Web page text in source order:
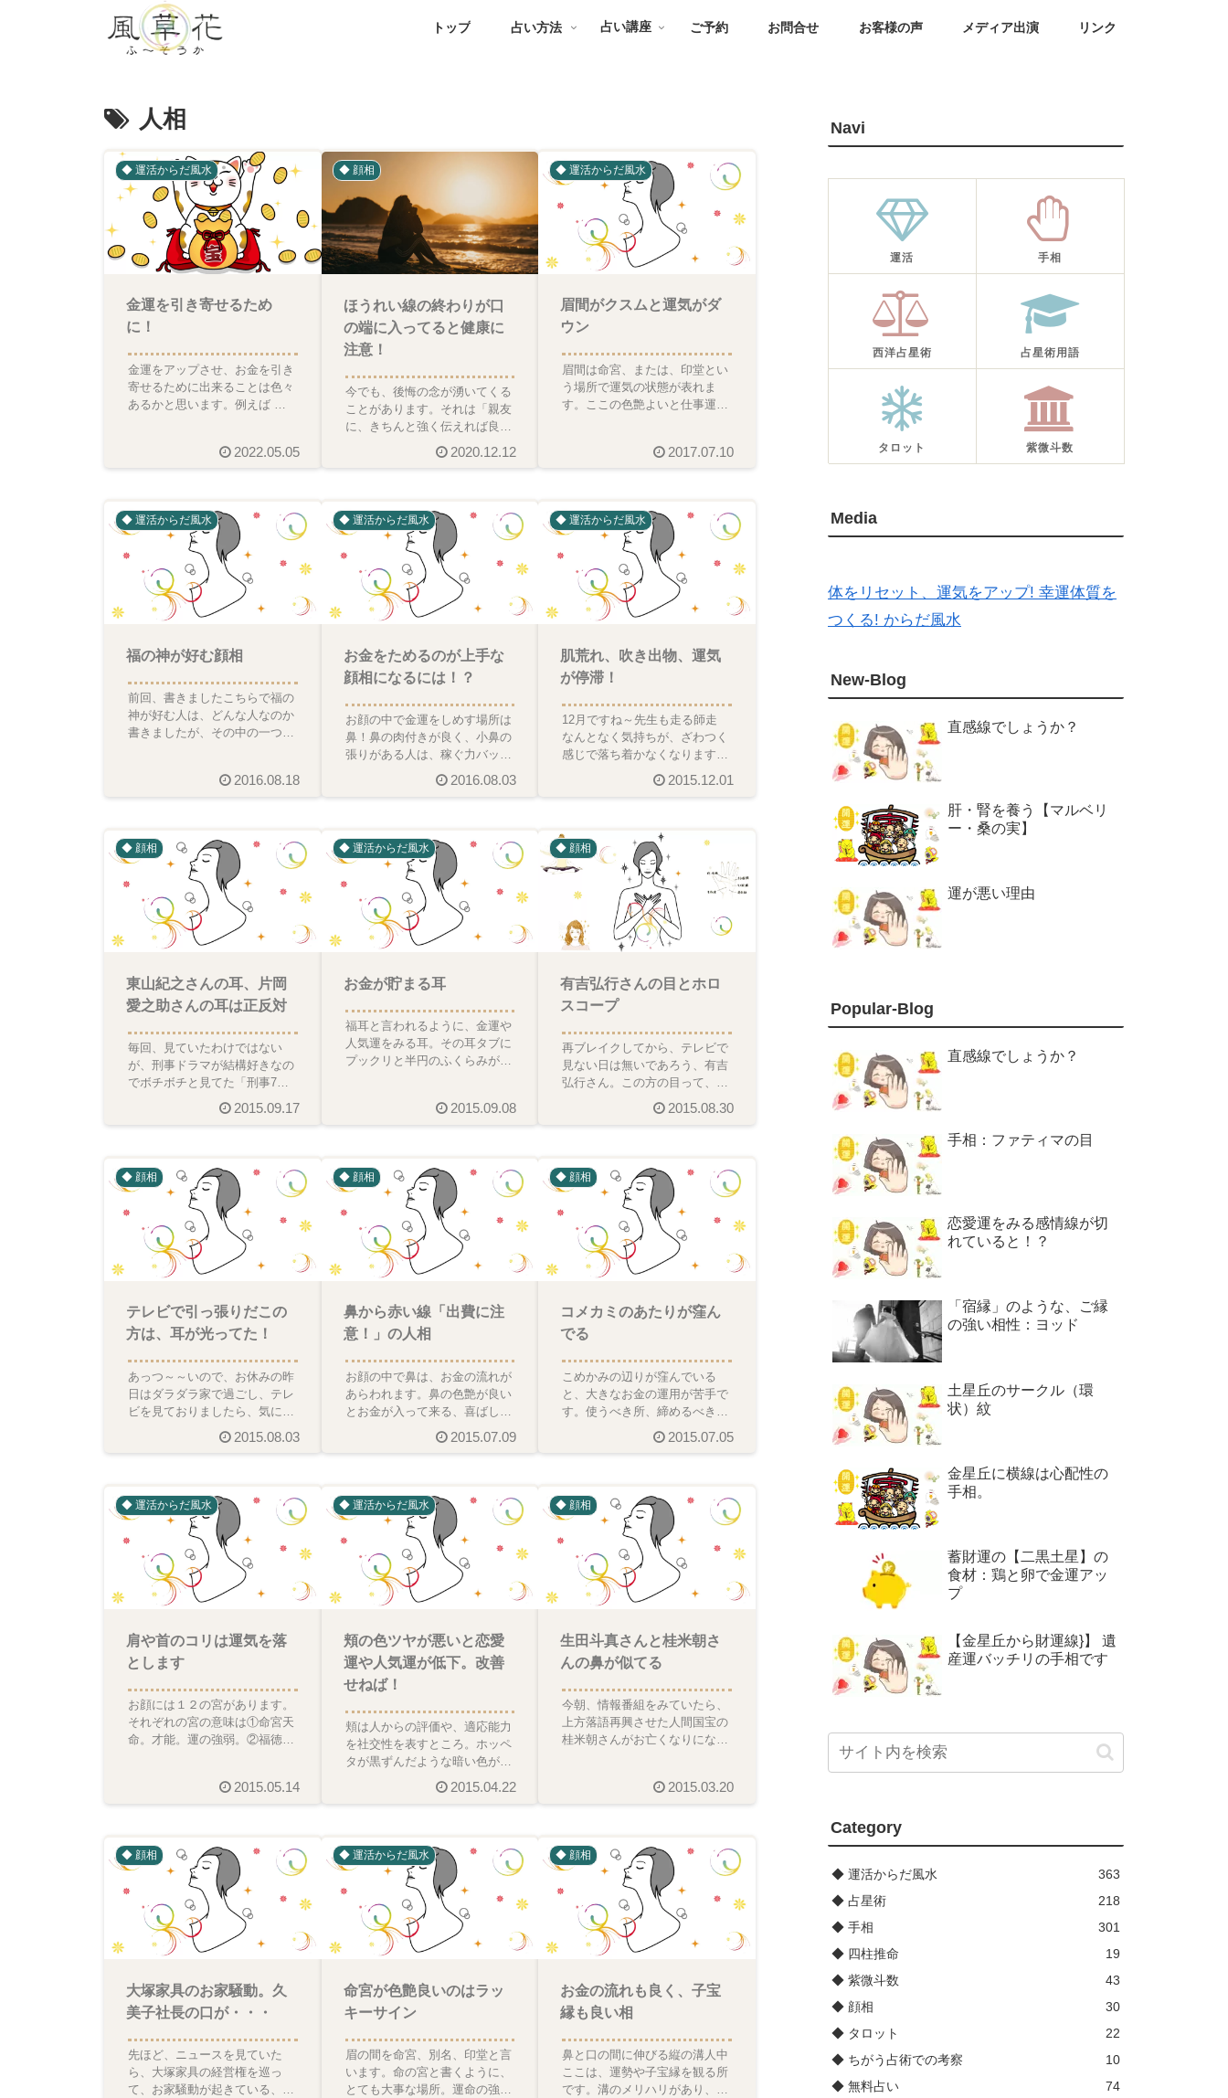
トップ 占い方法 占い講座 ご予約 お問合せ お客様の声 メディア出演 リンク
人相
◆ 運活からだ風水
金運を引き寄せるため
に！
金運をアップさせ、お金を引き
寄せるために出来ることは色々
あるかと思います。例えば 風
2022.05.05
◆ 顔相
ほうれい線の終わりが口
の端に入ってると健康に
注意！
今でも、後悔の念が湧いてくる
ことがあります。それは「親友
に、きちんと強く伝えれば良か
った」との思いです。親友は、
とても若く見える子で、シ
2020.12.12
◆ 運活からだ風水
眉間がクスムと運気がダ
ウン
眉間は命宮、または、印堂とい
う場所で運気の状態が表れま
す。ここの色艶よいと仕事運、
2017.07.10
◆ 運活からだ風水
福の神が好む顔相
前回、書きましたこちらで福の
神が好む人は、どんな人なのか
書きましたが、その中の一つに
2016.08.18
◆ 運活からだ風水
お金をためるのが上手な
顔相になるには！？
お顔の中で金運をしめす場所は
鼻！鼻の肉付きが良く、小鼻の
張りがある人は、稼ぐ力バッチ
リ！しかし、収入はたくさんあ
るのに、出ていくものも多
2016.08.03
◆ 運活からだ風水
肌荒れ、吹き出物、運気
が停滞！
12月ですね～先生も走る師走
なんとなく気持ちが、ざわつく
感じで落ち着かなくなります。
こんな時は怪我を、しやすくな
るので要注意ですね！ま
2015.12.01
◆ 顔相
東山紀之さんの耳、片岡
愛之助さんの耳は正反対
毎回、見ていたわけではない
が、刑事ドラマが結構好きなの
でボチボチと見てた「刑事7
人」というドラマ。先週、終わ
りましたが、見ていて、つい目
2015.09.17
◆ 運活からだ風水
お金が貯まる耳
福耳と言われるように、金運や
人気運をみる耳。その耳タブに
プックリと半円のふくらみが出
2015.09.08
◆ 顔相
有吉弘行さんの目とホロ
スコープ
再ブレイクしてから、テレビで
見ない日は無いであろう、有吉
弘行さん。この方の目って、と
ても特徴がありますよね。両目
の間隔が近い！目と目の間
2015.08.30
◆ 顔相
テレビで引っ張りだこの
方は、耳が光ってた！
あっつ～～いので、お休みの昨
日はダラダラ家で過ごし、テレ
ビを見ておりましたら、気にな
る人相のかたが、お二人、目に
入りました。お一人は、毎
2015.08.03
◆ 顔相
鼻から赤い線「出費に注
意！」の人相
お顔の中で鼻は、お金の流れが
あらわれます。鼻の色艶が良い
とお金が入って来る、喜ばしい
人相になります。反対に、お金
が出ていくので注意、とい
2015.07.09
◆ 顔相
コメカミのあたりが窪ん
でる
こめかみの辺りが窪んでいる
と、大きなお金の運用が苦手で
す。使うべき所、締めるべき所
の判断も甘く、無駄や損が起き
ます。またこの方、お金の出
2015.07.05
◆ 運活からだ風水
肩や首のコリは運気を落
とします
お顔には１２の宮があります。
それぞれの宮の意味は①命宮天
命。才能。運の強弱。②福徳宮
2015.05.14
◆ 運活からだ風水
頬の色ツヤが悪いと恋愛
運や人気運が低下。改善
せねば！
頬は人からの評価や、適応能力
を社交性を表すところ。ホッペ
タが黒ずんだような暗い色が出
ている時は、人からの評価が落
ちています。また、人に騙
2015.04.22
◆ 顔相
生田斗真さんと桂米朝さ
んの鼻が似てる
今朝、情報番組をみていたら、
上方落語再興させた人間国宝の
桂米朝さんがお亡くなりになっ
2015.03.20
◆ 顔相
大塚家具のお家騒動。久
美子社長の口が・・・
先ほど、ニュースを見ていた
ら、大塚家具の経営権を巡っ
て、お家騒動が起きている、大
◆ 運活からだ風水
命宮が色艶良いのはラッ
キーサイン
眉の間を命宮、別名、印堂と言
います。命の宮と書くように、
とても大事な場所。運命の強弱
◆ 顔相
お金の流れも良く、子宝
縁も良い相
鼻と口の間に伸びる縦の溝人中
ここは、運勢や子宝縁を観る所
です。溝のメリハリがあり、広
Navi
運活 手相
西洋占星術 占星術用語
タロット 紫微斗数
Media
体をリセット、運気をアップ! 幸運体質を
つくる! からだ風水
New-Blog
直感線でしょうか？
肝・腎を養う【マルベリ
ー・桑の実】
運が悪い理由
Popular-Blog
直感線でしょうか？
手相：ファティマの目
恋愛運をみる感情線が切
れていると！？
「宿縁」のような、ご縁
の強い相性：ヨッド
土星丘のサークル（環
状）紋
金星丘に横線は心配性の
手相。
蓄財運の【二黒土星】の
食材：鶏と卵で金運アッ
プ
【金星丘から財運線}】 遺
産運バッチリの手相です
Category
◆ 運活からだ風水
363
◆ 占星術
218
◆ 手相
301
◆ 四柱推命
19
◆ 紫微斗数
43
◆ 顔相
30
◆ タロット
22
◆ ちがう占術での考察
10
◆ 無料占い
74